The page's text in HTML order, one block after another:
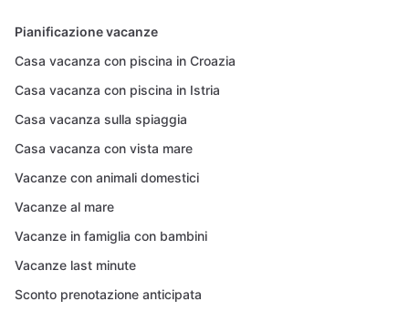
Pianificazione vacanze
Casa vacanza con piscina in Croazia
Casa vacanza con piscina in Istria
Casa vacanza sulla spiaggia
Casa vacanza con vista mare
Vacanze con animali domestici
Vacanze al mare
Vacanze in famiglia con bambini
Vacanze last minute
Sconto prenotazione anticipata